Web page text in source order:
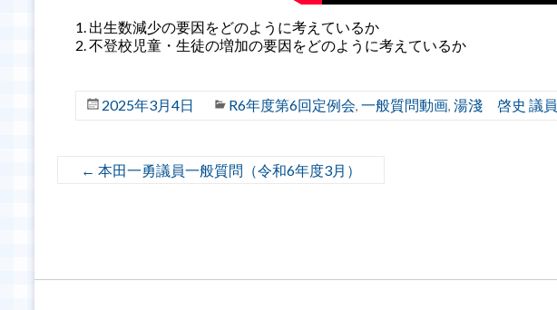
出生数減少の要因をどのように考えているか
不登校児童・生徒の増加の要因をどのように考えているか
2025年3月4日 R6年度第6回定例会, 一般質問動画, 湯淺 啓史 議員
← 本田一勇議員一般質問（令和6年度3月）